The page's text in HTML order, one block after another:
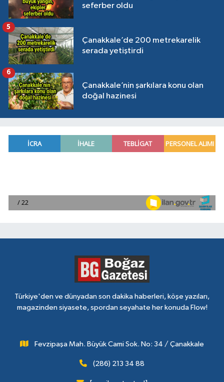
seferber oldu
Çanakkale’de 200 metrekarelik
serada yetiştirdi
5
Çanakkale’nin şarkılara konu olan
doğal hazinesi
6
Türkiye'den ve dünyadan son dakika haberleri, köşe yazıları,
magazinden siyasete, spordan seyahate her konuda Flow!
Fevzipaşa Mah. Büyük Cami Sok. No: 34 / Çanakkale
(286) 213 34 88